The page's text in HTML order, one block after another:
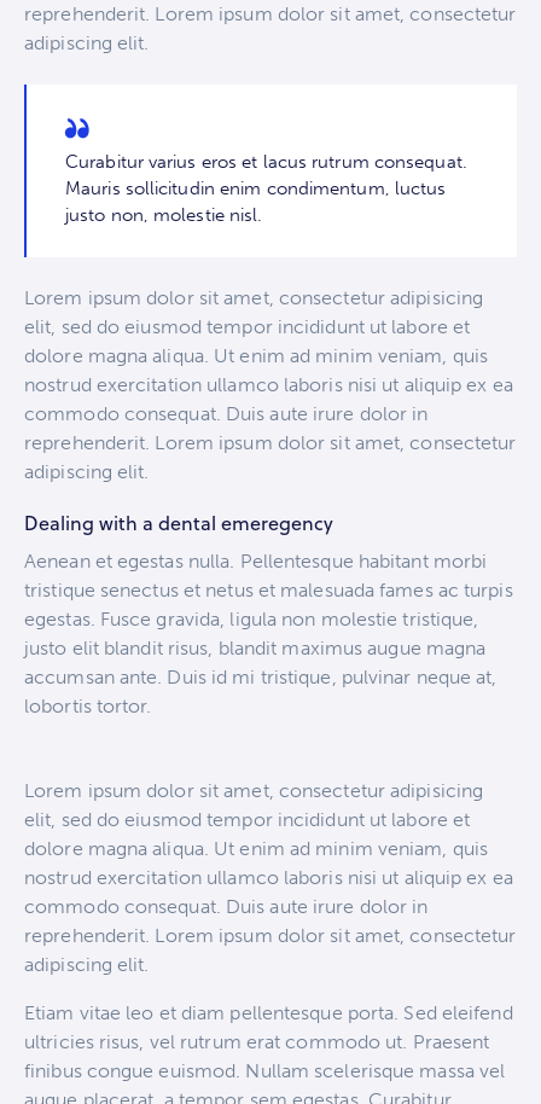
reprehenderit. Lorem ipsum dolor sit amet, consectetur
adipiscing elit.
Curabitur varius eros et lacus rutrum consequat.
Mauris sollicitudin enim condimentum, luctus
justo non, molestie nisl.
Lorem ipsum dolor sit amet, consectetur adipisicing
elit, sed do eiusmod tempor incididunt ut labore et
dolore magna aliqua. Ut enim ad minim veniam, quis
nostrud exercitation ullamco laboris nisi ut aliquip ex ea
commodo consequat. Duis aute irure dolor in
reprehenderit. Lorem ipsum dolor sit amet, consectetur
adipiscing elit.
Dealing with a dental emeregency
Aenean et egestas nulla. Pellentesque habitant morbi
tristique senectus et netus et malesuada fames ac turpis
egestas. Fusce gravida, ligula non molestie tristique,
justo elit blandit risus, blandit maximus augue magna
accumsan ante. Duis id mi tristique, pulvinar neque at,
lobortis tortor.
Lorem ipsum dolor sit amet, consectetur adipisicing
elit, sed do eiusmod tempor incididunt ut labore et
dolore magna aliqua. Ut enim ad minim veniam, quis
nostrud exercitation ullamco laboris nisi ut aliquip ex ea
commodo consequat. Duis aute irure dolor in
reprehenderit. Lorem ipsum dolor sit amet, consectetur
adipiscing elit.
Etiam vitae leo et diam pellentesque porta. Sed eleifend
ultricies risus, vel rutrum erat commodo ut. Praesent
finibus congue euismod. Nullam scelerisque massa vel